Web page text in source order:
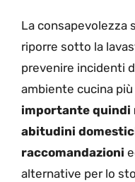
La consapevolezza
riporre sotto la
prevenire incidenti
ambiente cucina
importante quindi
abitudini
raccomandazioni
alternative per lo